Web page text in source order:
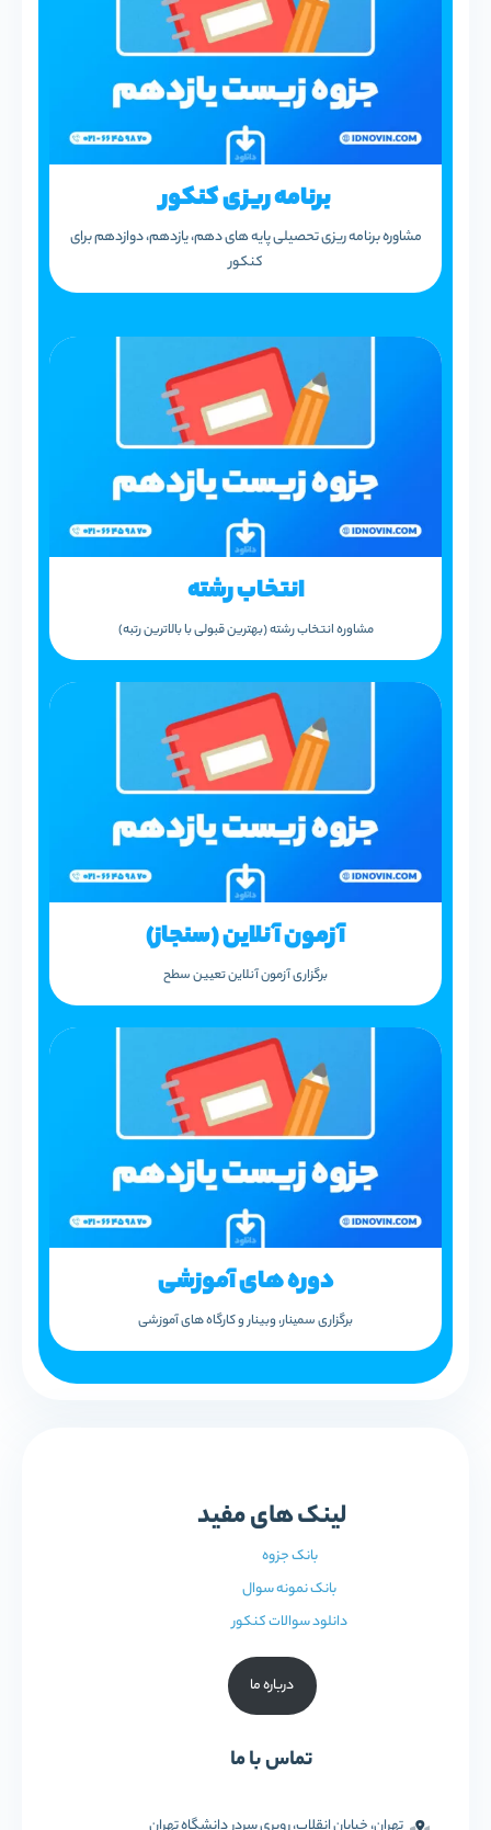
برنامه ریزی کنکور
مشاوره برنامه ریزی تحصیلی پایه های دهم، یازدهم، دوازدهم برای
کنکور
انتخاب رشته
مشاوره انتخاب رشته (بهترین قبولی با بالاترین رتبه)
آزمون آنلاین (سنجاز)
برگزاری آزمون آنلاین تعیین سطح
دوره های آموزشی
برگزاری سمینار، وبینار و کارگاه های آموزشی
لینک های مفید
بانک جزوه
بانک نمونه سوال
دانلود سوالات کنکور
درباره ما
تماس با ما